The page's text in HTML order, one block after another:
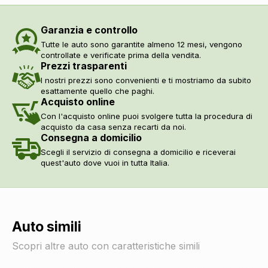
Fari automatici e sensore pioggia
Fari autoadattivi
Terza luce stop
DI SERIE
Interni
Interni personalizzazione colori
DI SERIE
Interni in tessuto
Pacchetti
Pacchetto
Pneumatici
Pneumatici runflat DI SERIE
Poggiatesta
Airbag guida
Airbag laterali
Garanzia e controllo
Tutte le auto sono garantite almeno 12 mesi, vengono
controllate e verificate prima della vendita.
Prezzi trasparenti
I nostri prezzi sono convenienti e ti mostriamo da subito
esattamente quello che paghi.
Acquisto online
Con l'acquisto online puoi svolgere tutta la procedura di
acquisto da casa senza recarti da noi.
Consegna a domicilio
Scegli il servizio di consegna a domicilio e riceverai
quest'auto dove vuoi in tutta Italia.
Auto simili
Scopri altre auto con caratteristiche simili